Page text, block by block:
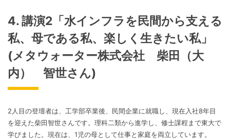
4. 講演2「水インフラを民間から支える
私、母である私、楽しく生きたい私」
(メタウォーター株式会社 柴田（大
内） 智世さん)
2人目の登壇者は、工学部卒業後、民間企業に就職し、現在入社8年目
を迎えた柴田智世さんです。理科二類から進学し、修士課程まで東大で
学びました。現在は、1児の母として仕事と家庭を両立しています。